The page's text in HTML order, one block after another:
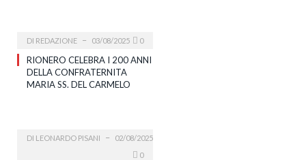
DI REDAZIONE 03/08/2025 0
RIONERO CELEBRA I 200 ANNI
DELLA CONFRATERNITA
MARIA SS. DEL CARMELO
DI LEONARDO PISANI
02/08/2025
0